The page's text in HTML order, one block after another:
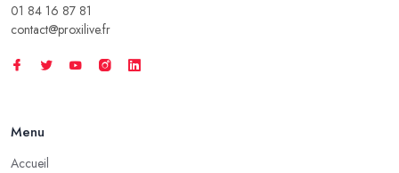
01 84 16 87 81
contact@proxilive.fr
Menu
Accueil